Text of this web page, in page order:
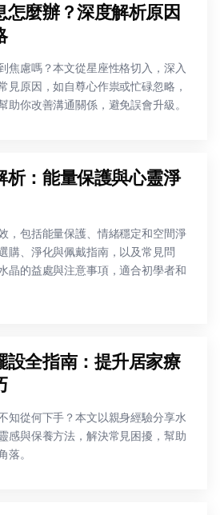
怎麼辦？深度解析原因
焦慮嗎？本文從星座性格切入，深入
見原因，如自尊心作祟或忙碌忽略，
助你改善溝通關係，避免誤會升級。
析：能量保護與心靈淨
，包括能量保護、情緒穩定和空間淨
購、淨化與佩戴指南，以及常見問
晶的益處與注意事項，適合初學者和
設全指南：提升居家療
知從何下手？本文以親身經驗分享水
感與保養方法，解決常見困擾，幫助
落。